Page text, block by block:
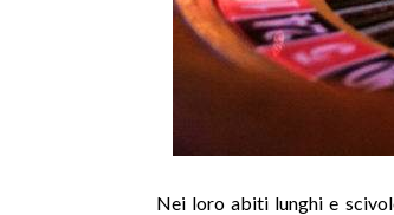
Nei loro abiti lunghi e